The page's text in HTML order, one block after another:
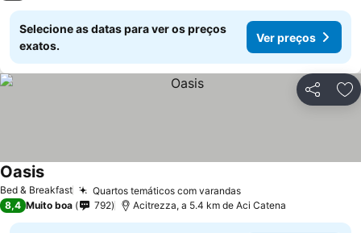
Selecione as datas para ver os preços
exatos.
Ver preços
Partilhar
Bed & Breakfast Quartos temáticos com varandas
Oasis
8,4 Muito boa 792 Acitrezza, a 5.4 km de Aci Catena